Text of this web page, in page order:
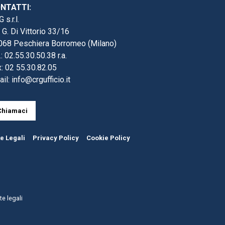
s.r.l.
G. Di Vittorio 33/16
Peschiera Borromeo (Milano)
02.55.30.50.38 r.a.
02 55.30.82.05
info@crgufficio.it
Legali Privacy Policy Cookie Policy
legali